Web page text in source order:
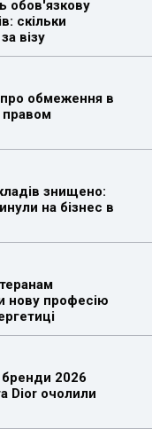
обов'язкову
скільки
візу
обмеження в
знищено:
на бізнес в
нову професію
бренди 2026
Dior очолили